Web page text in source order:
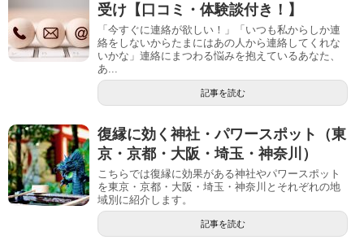
受け【口コミ・体験談付き！】
「今すぐに連絡が欲しい！」「いつも私からしか連
絡をしないからたまにはあの人から連絡してくれな
いかな」連絡にまつわる悩みを抱えているあなた、
あ...
記事を読む
復縁に効く神社・パワースポット（東
京・京都・大阪・埼玉・神奈川）
こちらでは復縁に効果がある神社やパワースポット
を東京・京都・大阪・埼玉・神奈川とそれぞれの地
域別に紹介します。
記事を読む